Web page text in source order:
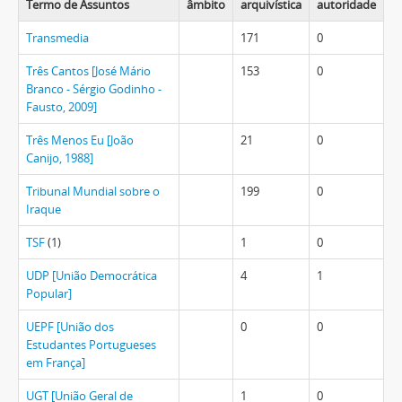
Termo de Assuntos
âmbito
arquivística
autoridade
Transmedia 171 0
Três Cantos [José Mário
Branco - Sérgio Godinho -
Fausto, 2009]
153 0
Três Menos Eu [João
Canijo, 1988]
21 0
Tribunal Mundial sobre o
Iraque
199 0
TSF(1) 1 0
UDP [União Democrática
Popular]
4 1
UEPF [União dos
Estudantes Portugueses
em França]
0 0
UGT [União Geral de 1 0